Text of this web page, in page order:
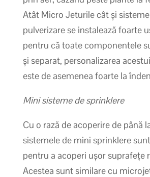
Atât Micro Jeturile cât și
pulverizare se instalează foarte
pentru că toate componentele
și separat, personalizarea
este de asemenea foarte la
Mini sisteme de sprinklere
Cu o rază de acoperire de până
sistemele de mini sprinklere
pentru a acoperi ușor suprafețe
Acestea sunt similare cu